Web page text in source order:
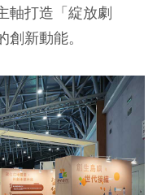
軸打造「綻放劇
新動能。